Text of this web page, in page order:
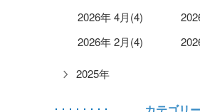
2026年 4月(4)
2026年 2月(4)
2025年